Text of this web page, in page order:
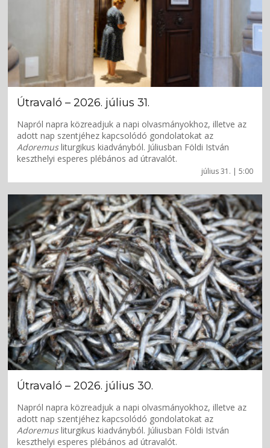
július 31. | 5:00
Útravaló – 2026. július 31.
Napról napra közreadjuk a napi olvasmányokhoz, illetve az
adott nap szentjéhez kapcsolódó gondolatokat az
Adoremusliturgikus kiadványból. Júliusban Földi István
keszthelyi esperes plébános ad útravalót.
Útravaló – 2026. július 30.
Napról napra közreadjuk a napi olvasmányokhoz, illetve az
adott nap szentjéhez kapcsolódó gondolatokat az
Adoremusliturgikus kiadványból. Júliusban Földi István
keszthelyi esperes plébános ad útravalót.